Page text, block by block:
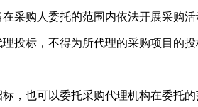
购人委托的范围内依法开展采购活
标，不得为所代理的采购项目的投
也可以委托采购代理机构在委托的